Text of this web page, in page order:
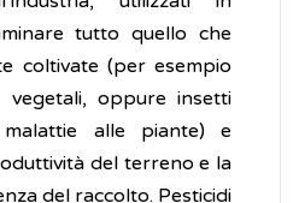
tutto quello che
coltivate (per esempio
vegetali, oppure insetti
alle piante) e
del terreno e la
del raccolto. Pesticidi